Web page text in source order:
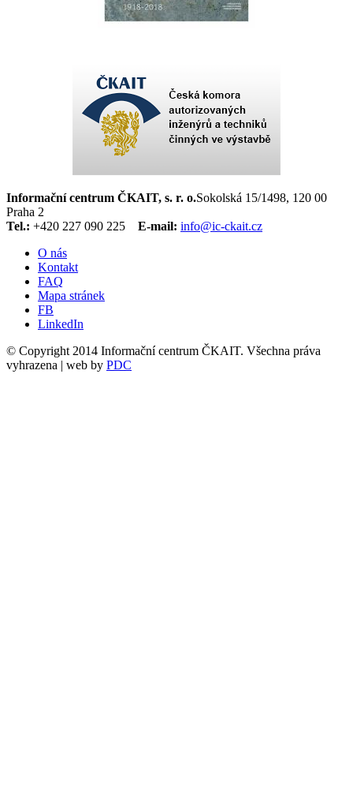
Informační centrum ČKAIT, s. r. o.Sokolská 15/1498, 120 00
Praha 2
Tel.: +420 227 090 225 E-mail: info@ic-ckait.cz
O nás
Kontakt
FAQ
Mapa stránek
FB
LinkedIn
© Copyright 2014 Informační centrum ČKAIT. Všechna práva
vyhrazena | web by PDC